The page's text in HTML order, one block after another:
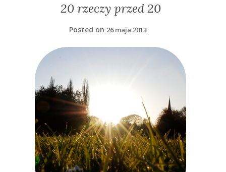
20 rzeczy przed 20
Posted on 26 maja 2013